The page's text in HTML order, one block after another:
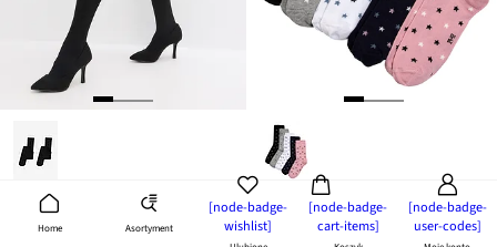
Home Asortyment
[node-badge-
wishlist]
[node-badge-
cart-items]
[node-badge-
user-codes]
Ciepłe rajstopy z polaru 140 DEN (2 pary)
69,99 zł
Skarpety (5 par) z bawełny organicznej
49,99 zł